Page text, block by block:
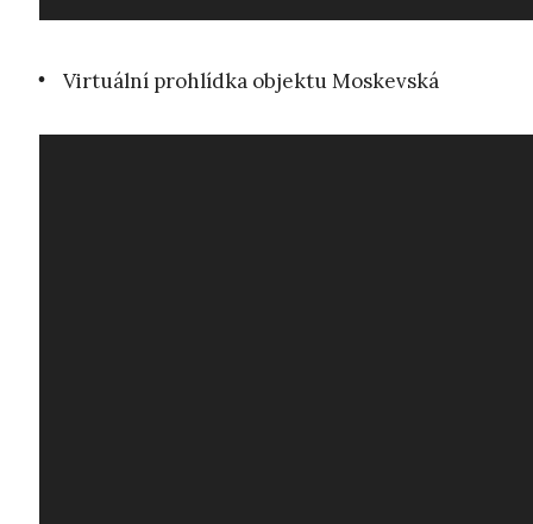
Virtuální prohlídka objektu Moskevská